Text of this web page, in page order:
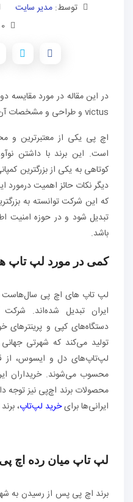
توسط:مدیر سایت
victus و طراحی و مشخصات آن صحبت خواهیم کرد.
اچ پی یکی از معتبرترین و
است. این برند با داشتن
کوتاهی به یکی از بزرگترین
دیگر نکات حائز اهمیت درمورد
که این شرکت توانسته به
تبدیل شود و در حوزه امنیت
باشد.
کمی در مورد لپ تاپ
لپ تاپ های اچ پی سال‌هاست
ایران تبدیل شده‌اند.
دستگاه‌های کپی و پرینترهای
لپ‌تاپ‌های دل و ایسوس، از
محسوب می‌شوند. خریداران
محصولات برند اچ‌پی نیز توجه
ایرانی‌ها برایخرید لپ‌تاپ، برند HP بود.
لپ تاپ میان رده اچ پی
برند اچ پی پس از رسیدن به